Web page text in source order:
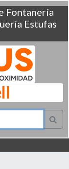
Fontanería
Estufas